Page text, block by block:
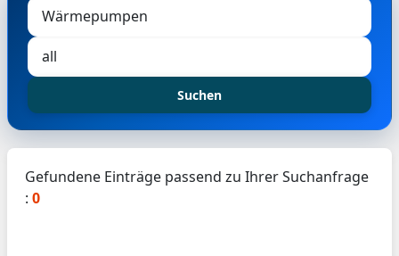
Suchen
Gefundene Einträge passend zu Ihrer Suchanfrage
: 0